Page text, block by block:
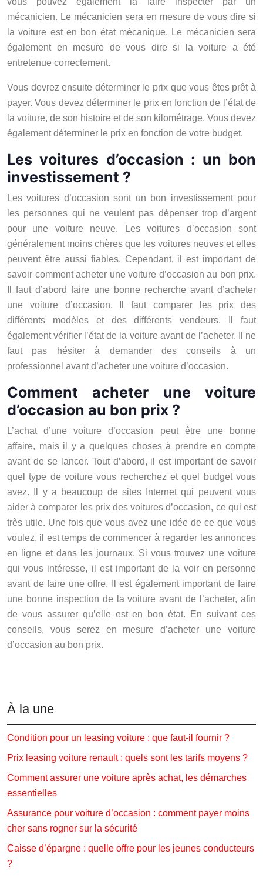
mécanicien. Le mécanicien sera en mesure de vous dire si
la voiture est en bon état mécanique. Le mécanicien sera
également en mesure de vous dire si la voiture a été
entretenue correctement.
Vous devrez ensuite déterminer le prix que vous êtes prêt à
payer. Vous devez déterminer le prix en fonction de l’état de
la voiture, de son histoire et de son kilométrage. Vous devez
également déterminer le prix en fonction de votre budget.
Les voitures d’occasion : un bon
investissement ?
Les voitures d’occasion sont un bon investissement pour
les personnes qui ne veulent pas dépenser trop d’argent
pour une voiture neuve. Les voitures d’occasion sont
généralement moins chères que les voitures neuves et elles
peuvent être aussi fiables. Cependant, il est important de
savoir comment acheter une voiture d’occasion au bon prix.
Il faut d’abord faire une bonne recherche avant d’acheter
une voiture d’occasion. Il faut comparer les prix des
différents modèles et des différents vendeurs. Il faut
également vérifier l’état de la voiture avant de l’acheter. Il ne
faut pas hésiter à demander des conseils à un
professionnel avant d’acheter une voiture d’occasion.
Comment acheter une voiture
d’occasion au bon prix ?
L’achat d’une voiture d’occasion peut être une bonne
affaire, mais il y a quelques choses à prendre en compte
avant de se lancer. Tout d’abord, il est important de savoir
quel type de voiture vous recherchez et quel budget vous
avez. Il y a beaucoup de sites Internet qui peuvent vous
aider à comparer les prix des voitures d’occasion, ce qui est
très utile. Une fois que vous avez une idée de ce que vous
voulez, il est temps de commencer à regarder les annonces
en ligne et dans les journaux. Si vous trouvez une voiture
qui vous intéresse, il est important de la voir en personne
avant de faire une offre. Il est également important de faire
une bonne inspection de la voiture avant de l’acheter, afin
de vous assurer qu’elle est en bon état. En suivant ces
conseils, vous serez en mesure d’acheter une voiture
d’occasion au bon prix.
À la une
Condition pour un leasing voiture : que faut-il fournir ?
Prix leasing voiture renault : quels sont les tarifs moyens ?
Comment assurer une voiture après achat, les démarches
essentielles
Assurance pour voiture d’occasion : comment payer moins
cher sans rogner sur la sécurité
Caisse d’épargne : quelle offre pour les jeunes conducteurs
?